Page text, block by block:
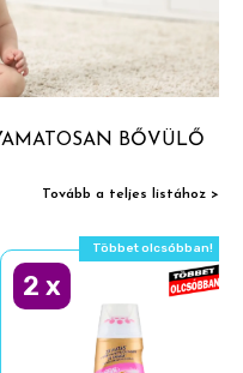
BŐVÜLŐ
Tovább a teljes listához >
Többet olcsóbban!
2 x